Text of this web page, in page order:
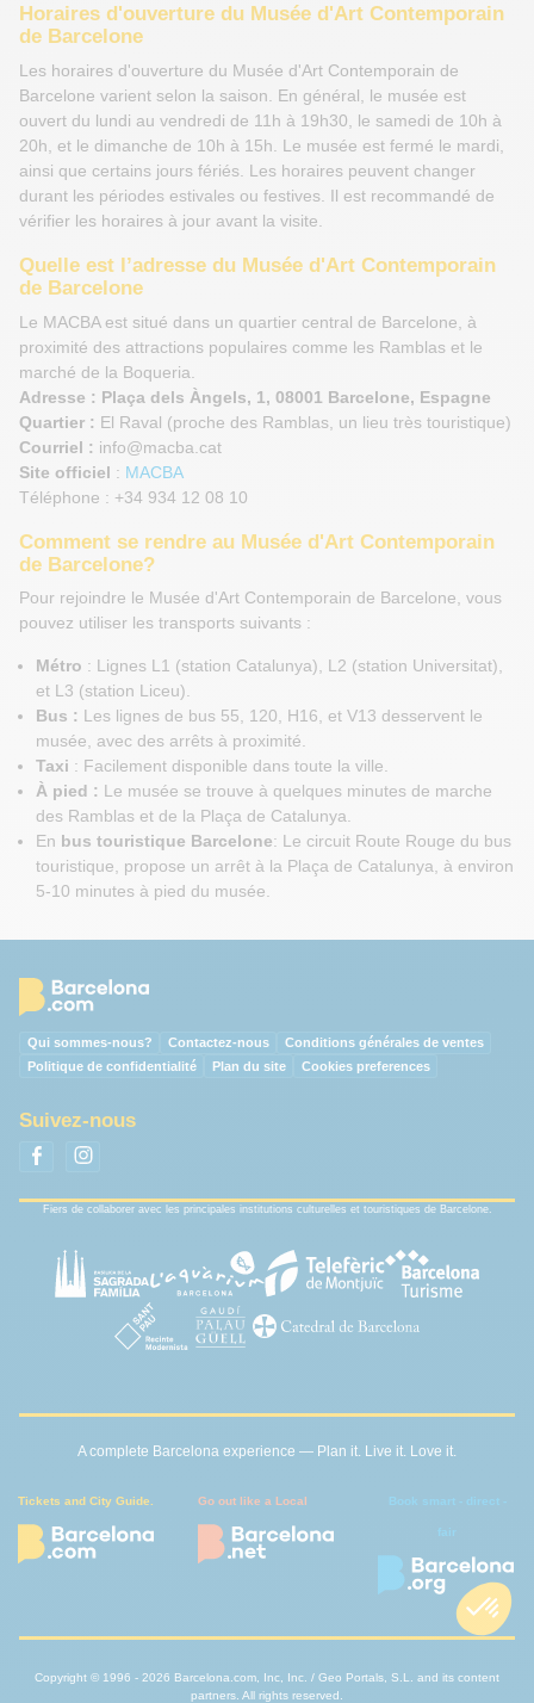
Horaires d'ouverture du Musée d'Art Contemporain
de Barcelone
Les horaires d'ouverture du Musée d'Art Contemporain de
Barcelone varient selon la saison. En général, le musée est
ouvert du lundi au vendredi de 11h à 19h30, le samedi de 10h à
20h, et le dimanche de 10h à 15h. Le musée est fermé le mardi,
ainsi que certains jours fériés. Les horaires peuvent changer
durant les périodes estivales ou festives. Il est recommandé de
vérifier les horaires à jour avant la visite.
Quelle est l’adresse du Musée d'Art Contemporain
de Barcelone
Le MACBA est situé dans un quartier central de Barcelone, à
proximité des attractions populaires comme les Ramblas et le
marché de la Boqueria.
Adresse : Plaça dels Àngels, 1, 08001 Barcelone, Espagne
Quartier : El Raval (proche des Ramblas, un lieu très touristique)
Courriel : info@macba.cat
Site officiel : MACBA
Téléphone : +34 934 12 08 10
Comment se rendre au Musée d'Art Contemporain
de Barcelone?
Pour rejoindre le Musée d'Art Contemporain de Barcelone, vous
pouvez utiliser les transports suivants :
Métro : Lignes L1 (station Catalunya), L2 (station Universitat),
et L3 (station Liceu).
Bus : Les lignes de bus 55, 120, H16, et V13 desservent le
musée, avec des arrêts à proximité.
Taxi : Facilement disponible dans toute la ville.
À pied : Le musée se trouve à quelques minutes de marche
des Ramblas et de la Plaça de Catalunya.
En bus touristique Barcelone: Le circuit Route Rouge du bus
touristique, propose un arrêt à la Plaça de Catalunya, à environ
5-10 minutes à pied du musée.
Qui sommes-nous? Contactez-nous
Conditions générales de ventes
Politique de confidentialité
Plan du site Cookies preferences
Suivez-nous
Fiers de collaborer avec les principales institutions culturelles et touristiques de Barcelone.
A complete Barcelona experience — Plan it. Live it. Love it.
Tickets and City Guide. Go out like a Local Book smart - direct -
fair
Copyright © 1996 - 2026 Barcelona.com, Inc, Inc. / Geo Portals, S.L. and its content
partners. All rights reserved.